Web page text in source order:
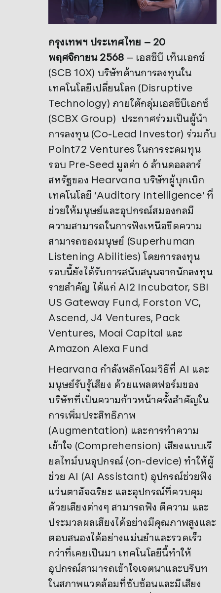
กรุงเทพฯ ประเทศไทย – 20
พฤศจิกายน 2568 – เอสซีบี เท็นเอกซ์
(SCB 10X) บริษัทด้านการลงทุนใน
เทคโนโลยีเปลี่ยนโลก (Disruptive
Technology) ภายใต้กลุ่มเอสซีบีเอกซ์
(SCBX Group) ประกาศร่วมเป็นผู้นำ
การลงทุน (Co-Lead Investor) ร่วมกับ
Point72 Ventures ในการระดมทุน
รอบ Pre-Seed มูลค่า 6 ล้านดอลลาร์
สหรัฐของ Hearvana บริษัทผู้บุกเบิก
เทคโนโลยี ‘Auditory Intelligence’ ที่
ช่วยให้มนุษย์และอุปกรณ์สมองกลมี
ความสามารถในการฟังเหนือขีดความ
สามารถของมนุษย์ (Superhuman
Listening Abilities) โดยการลงทุน
รอบนี้ยังได้รับการสนับสนุนจากนักลงทุน
รายสำคัญ ได้แก่ AI2 Incubator, SBI
US Gateway Fund, Forston VC,
Ascend, J4 Ventures, Pack
Ventures, Moai Capital และ
Amazon Alexa Fund
Hearvana กำลังพลิกโฉมวิธีที่ AI และ
มนุษย์รับรู้เสียง ด้วยแพลตฟอร์มของ
บริษัทที่เป็นความก้าวหน้าครั้งสำคัญใน
การเพิ่มประสิทธิภาพ
(Augmentation) และการทำความ
เข้าใจ (Comprehension) เสียงแบบเรี
ยลไทม์บนอุปกรณ์ (on-device) ทำให้ผู้
ช่วย AI (AI Assistant) อุปกรณ์ช่วยฟัง
แว่นตาอัจฉริยะ และอุปกรณ์ที่ควบคุม
ด้วยเสียงต่างๆ สามารถฟัง ตีความ และ
ประมวลผลเสียงได้อย่างมีคุณภาพสูงและ
ตอบสนองได้อย่างแม่นยำและรวดเร็ว
กว่าที่เคยเป็นมา เทคโนโลยีนี้ทำให้
อุปกรณ์สามารถเข้าใจเจตนาและบริบท
ในสภาพแวดล้อมที่ซับซ้อนและมีเสียง